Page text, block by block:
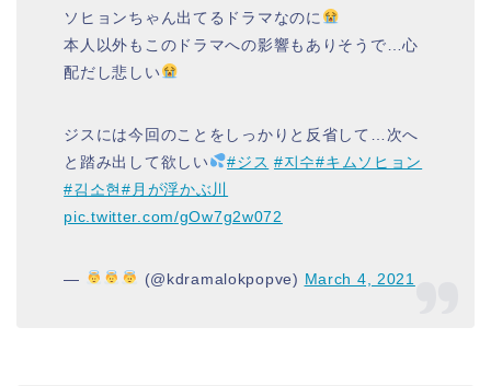
ソヒョンちゃん出てるドラマなのに
本人以外もこのドラマへの影響もありそうで…心
配だし悲しい
ジスには今回のことをしっかりと反省して…次へ
と踏み出して欲しい
#ジス #지수#キムソヒョン
#김소현#月が浮かぶ川
pic.twitter.com/gOw7g2w072
— (@kdramalokpopve) March 4, 2021